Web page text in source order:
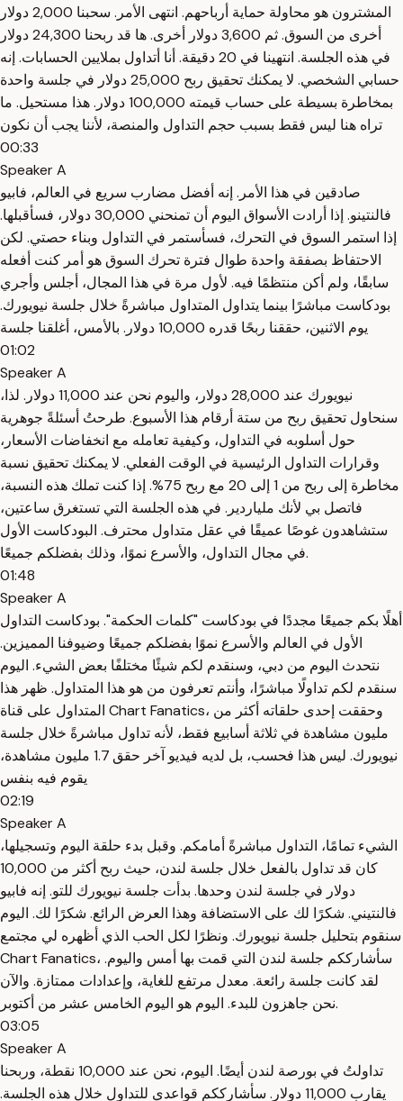
المشترون هو محاولة حماية أرباحهم. انتهى الأمر. سحبنا 2,000 دولار
أخرى من السوق. ثم 3,600 دولار أخرى. ها قد ربحنا 24,300 دولار
في هذه الجلسة. انتهينا في 20 دقيقة. أنا أتداول بملايين الحسابات. إنه
حسابي الشخصي. لا يمكنك تحقيق ربح 25,000 دولار في جلسة واحدة
بمخاطرة بسيطة على حساب قيمته 100,000 دولار. هذا مستحيل. ما
تراه هنا ليس فقط بسبب حجم التداول والمنصة، لأننا يجب أن نكون
00:33
Speaker A
صادقين في هذا الأمر. إنه أفضل مضارب سريع في العالم، فابيو
فالنتينو. إذا أرادت الأسواق اليوم أن تمنحني 30,000 دولار، فسأقبلها.
إذا استمر السوق في التحرك، فسأستمر في التداول وبناء حصتي. لكن
الاحتفاظ بصفقة واحدة طوال فترة تحرك السوق هو أمر كنت أفعله
سابقًا، ولم أكن منتظمًا فيه. لأول مرة في هذا المجال، أجلس وأجري
بودكاست مباشرًا بينما يتداول المتداول مباشرةً خلال جلسة نيويورك.
يوم الاثنين، حققنا ربحًا قدره 10,000 دولار. بالأمس، أغلقنا جلسة
01:02
Speaker A
نيويورك عند 28,000 دولار، واليوم نحن عند 11,000 دولار. لذا،
سنحاول تحقيق ربح من ستة أرقام هذا الأسبوع. طرحتُ أسئلةً جوهرية
حول أسلوبه في التداول، وكيفية تعامله مع انخفاضات الأسعار،
وقرارات التداول الرئيسية في الوقت الفعلي. لا يمكنك تحقيق نسبة
مخاطرة إلى ربح من 1 إلى 20 مع ربح 75%. إذا كنت تملك هذه النسبة،
فاتصل بي لأنك ملياردير. في هذه الجلسة التي تستغرق ساعتين،
ستشاهدون غوصًا عميقًا في عقل متداول محترف. البودكاست الأول
في مجال التداول، والأسرع نموًا، وذلك بفضلكم جميعًا.
01:48
Speaker A
أهلًا بكم جميعًا مجددًا في بودكاست "كلمات الحكمة". بودكاست التداول
الأول في العالم والأسرع نموًا بفضلكم جميعًا وضيوفنا المميزين.
نتحدث اليوم من دبي، وسنقدم لكم شيئًا مختلفًا بعض الشيء. اليوم
سنقدم لكم تداولًا مباشرًا، وأنتم تعرفون من هو هذا المتداول. ظهر هذا
المتداول على قناة Chart Fanatics، وحققت إحدى حلقاته أكثر من
مليون مشاهدة في ثلاثة أسابيع فقط، لأنه تداول مباشرةً خلال جلسة
نيويورك. ليس هذا فحسب، بل لديه فيديو آخر حقق 1.7 مليون مشاهدة،
يقوم فيه بنفس
02:19
Speaker A
الشيء تمامًا، التداول مباشرةً أمامكم. وقبل بدء حلقة اليوم وتسجيلها،
كان قد تداول بالفعل خلال جلسة لندن، حيث ربح أكثر من 10,000
دولار في جلسة لندن وحدها. بدأت جلسة نيويورك للتو. إنه فابيو
فالنتيني. شكرًا لك على الاستضافة وهذا العرض الرائع. شكرًا لك. اليوم
سنقوم بتحليل جلسة نيويورك. ونظرًا لكل الحب الذي أظهره لي مجتمع
Chart Fanatics، سأشارككم جلسة لندن التي قمت بها أمس واليوم.
لقد كانت جلسة رائعة. معدل مرتفع للغاية، وإعدادات ممتازة. والآن
نحن جاهزون للبدء. اليوم هو اليوم الخامس عشر من أكتوبر.
03:05
Speaker A
تداولتُ في بورصة لندن أيضًا. اليوم، نحن عند 10,000 نقطة، وربحنا
يقارب 11,000 دولار. سأشارككم قواعدي للتداول خلال هذه الجلسة.